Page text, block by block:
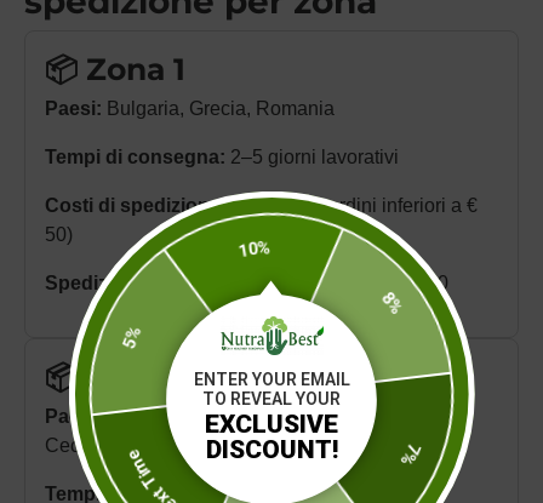
📦 Zona 1
Paesi: Bulgaria, Grecia, Romania
Tempi di consegna: 2–5 giorni lavorativi
Costi di spedizione:€ 5,00 (per ordini inferiori a €
50)
Spedizione gratuita: per ordini superiori a €50
📦 Zona 2
Paesi:Croazia, Ungheria, Slovenia, Repubblica
Ceca, Slovacchia, Polonia
Tempi di consegna:4–6 giorni lavorativi
Next Time
ENTER YOUR EMAIL
TO REVEAL YOUR
EXCLUSIVE
DISCOUNT!